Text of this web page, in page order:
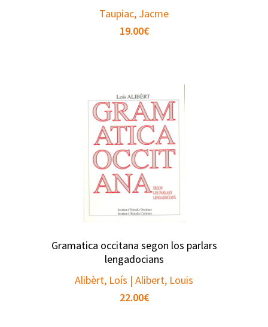
Taupiac, Jacme
19.00€
Gramatica occitana segon los parlars
lengadocians
Alibèrt, Loís | Alibert, Louis
22.00€